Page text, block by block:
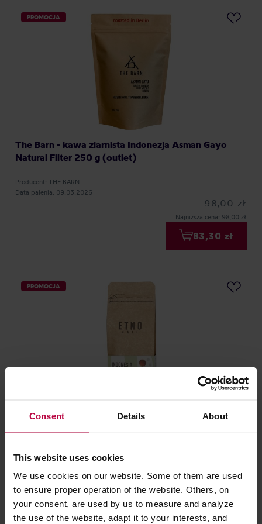
Consent Details About
This website uses cookies
We use cookies on our website. Some of them are used
to ensure proper operation of the website. Others, on
your consent, are used by us to measure and analyze
the use of the website, adapt it to your interests, and
PROMOCJA
The Barn - kawa ziarnista Indonezja Asman Gayo
Natural Filter 250 g (outlet)
Producent: THE BARN
Data palenia: 09.03.2026
98,00 zł
Najniższa cena: 98,00 zł
83,30 zł
PROMOCJA
Etno Cafe - kawa ziarnista Indonesia Mandheling 250
Data palenia: 19.06.2026
43,00 zł
Najniższa cena: 44,99 zł
32,99 zł